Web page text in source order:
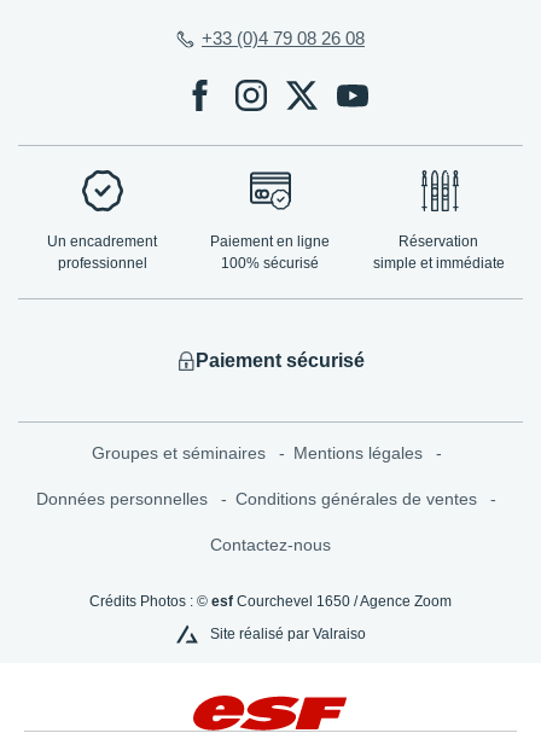
+33 (0)4 79 08 26 08
Un encadrement
professionnel
Paiement en ligne
100% sécurisé
Réservation
simple et immédiate
Paiement sécurisé
Groupes et séminaires Mentions légales
Données personnelles Conditions générales de ventes
Contactez-nous
Crédits Photos : © esf Courchevel 1650 / Agence Zoom
Site réalisé par Valraiso